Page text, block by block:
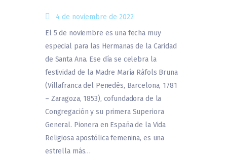
4 de noviembre de 2022
El 5 de noviembre es una fecha muy
especial para las Hermanas de la Caridad
de Santa Ana. Ese día se celebra la
festividad de la Madre María Ràfols Bruna
(Villafranca del Penedès, Barcelona, 1781
– Zaragoza, 1853), cofundadora de la
Congregación y su primera Superiora
General. Pionera en España de la Vida
Religiosa apostólica femenina, es una
estrella más…